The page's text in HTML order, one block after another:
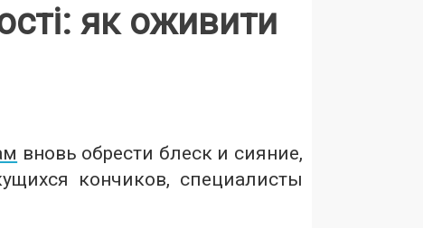
як оживити
вновь обрести блеск и сияние,
кончиков, специалисты